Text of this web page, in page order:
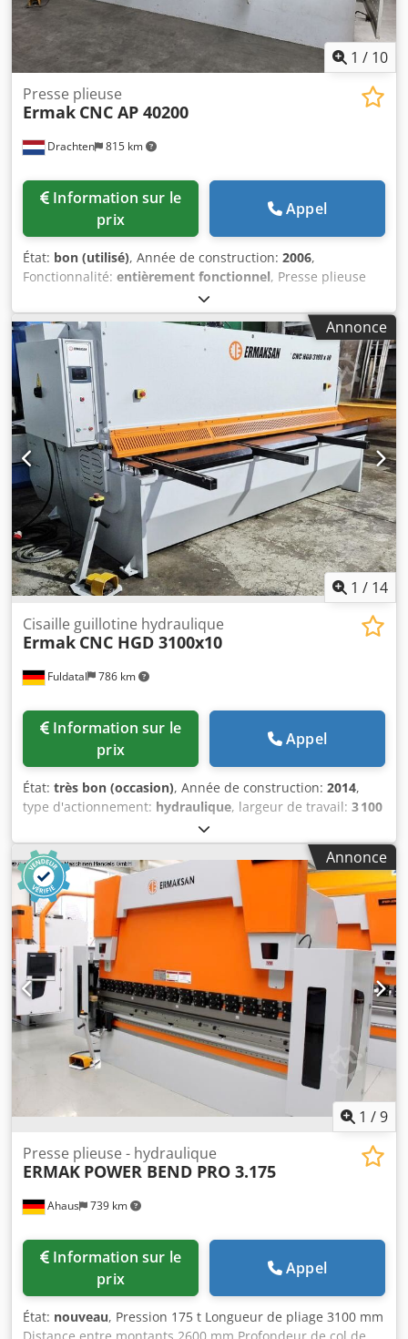
1 / 10
Drachten 815 km
Presse plieuse
Ermak CNC AP 40200
prix
Appel
État: bon (utilisé), Année de construction: 2006,
Fonctionnalité: entièrement fonctionnel, Presse plieuse
CNC d’occasion 4 mètres de marque Ermaksan Type : CNC
AP 40200 Capacité : 4100 x 200 tonnes 1 jeu d’outillages
complet Commande CNC graphique Delem DA66w Dcjdjyw
Swispfx Ac Eek Axes Y1, Y2, X et R commandés par CNC
Bombage manuel
Annonce
1 / 14
Fuldatal 786 km
Cisaille guillotine hydraulique
Ermak CNC HGD 3100x10
prix
Appel
État: très bon (occasion), Année de construction: 2014,
type d'actionnement: hydraulique, largeur de travail: 3 100
, fréquence des courses (min.):
de tôle (max.):10 mm, hauteur de la table:800 mm, butée
arrière:1 000 mm, puissance: 22 kW (29,91 ch),
Équipement:Marquage CE, arrêt d'urgence, barrière
immatérielle de sécurité, commande à pied, protection
des doigts , Nous vous proposons une cisaille guillotine
hydraulique de marque "ERMAKSON", d'occasion, en très
bon état. Pour une offre, n'hésitez pas à nous contacter.
Dsdpfx Acjxvinmj Esck
Annonce
1 /9
Ahaus 739 km
Presse plieuse - hydraulique
ERMAK POWER BEND PRO 3.175
prix
Appel
État: nouveau, Pression 175 t Longueur de pliage 3100 mm